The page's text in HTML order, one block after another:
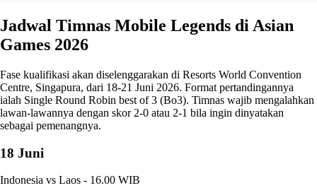
Jadwal Timnas Mobile Legends di Asian
Games 2026
Fase kualifikasi akan diselenggarakan di Resorts World Convention
Centre, Singapura, dari 18-21 Juni 2026. Format pertandingannya
ialah Single Round Robin best of 3 (Bo3). Timnas wajib mengalahkan
lawan-lawannya dengan skor 2-0 atau 2-1 bila ingin dinyatakan
sebagai pemenangnya.
18 Juni
Indonesia vs Laos - 16.00 WIB